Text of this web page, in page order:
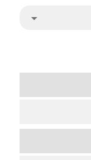
arrow_drop_down